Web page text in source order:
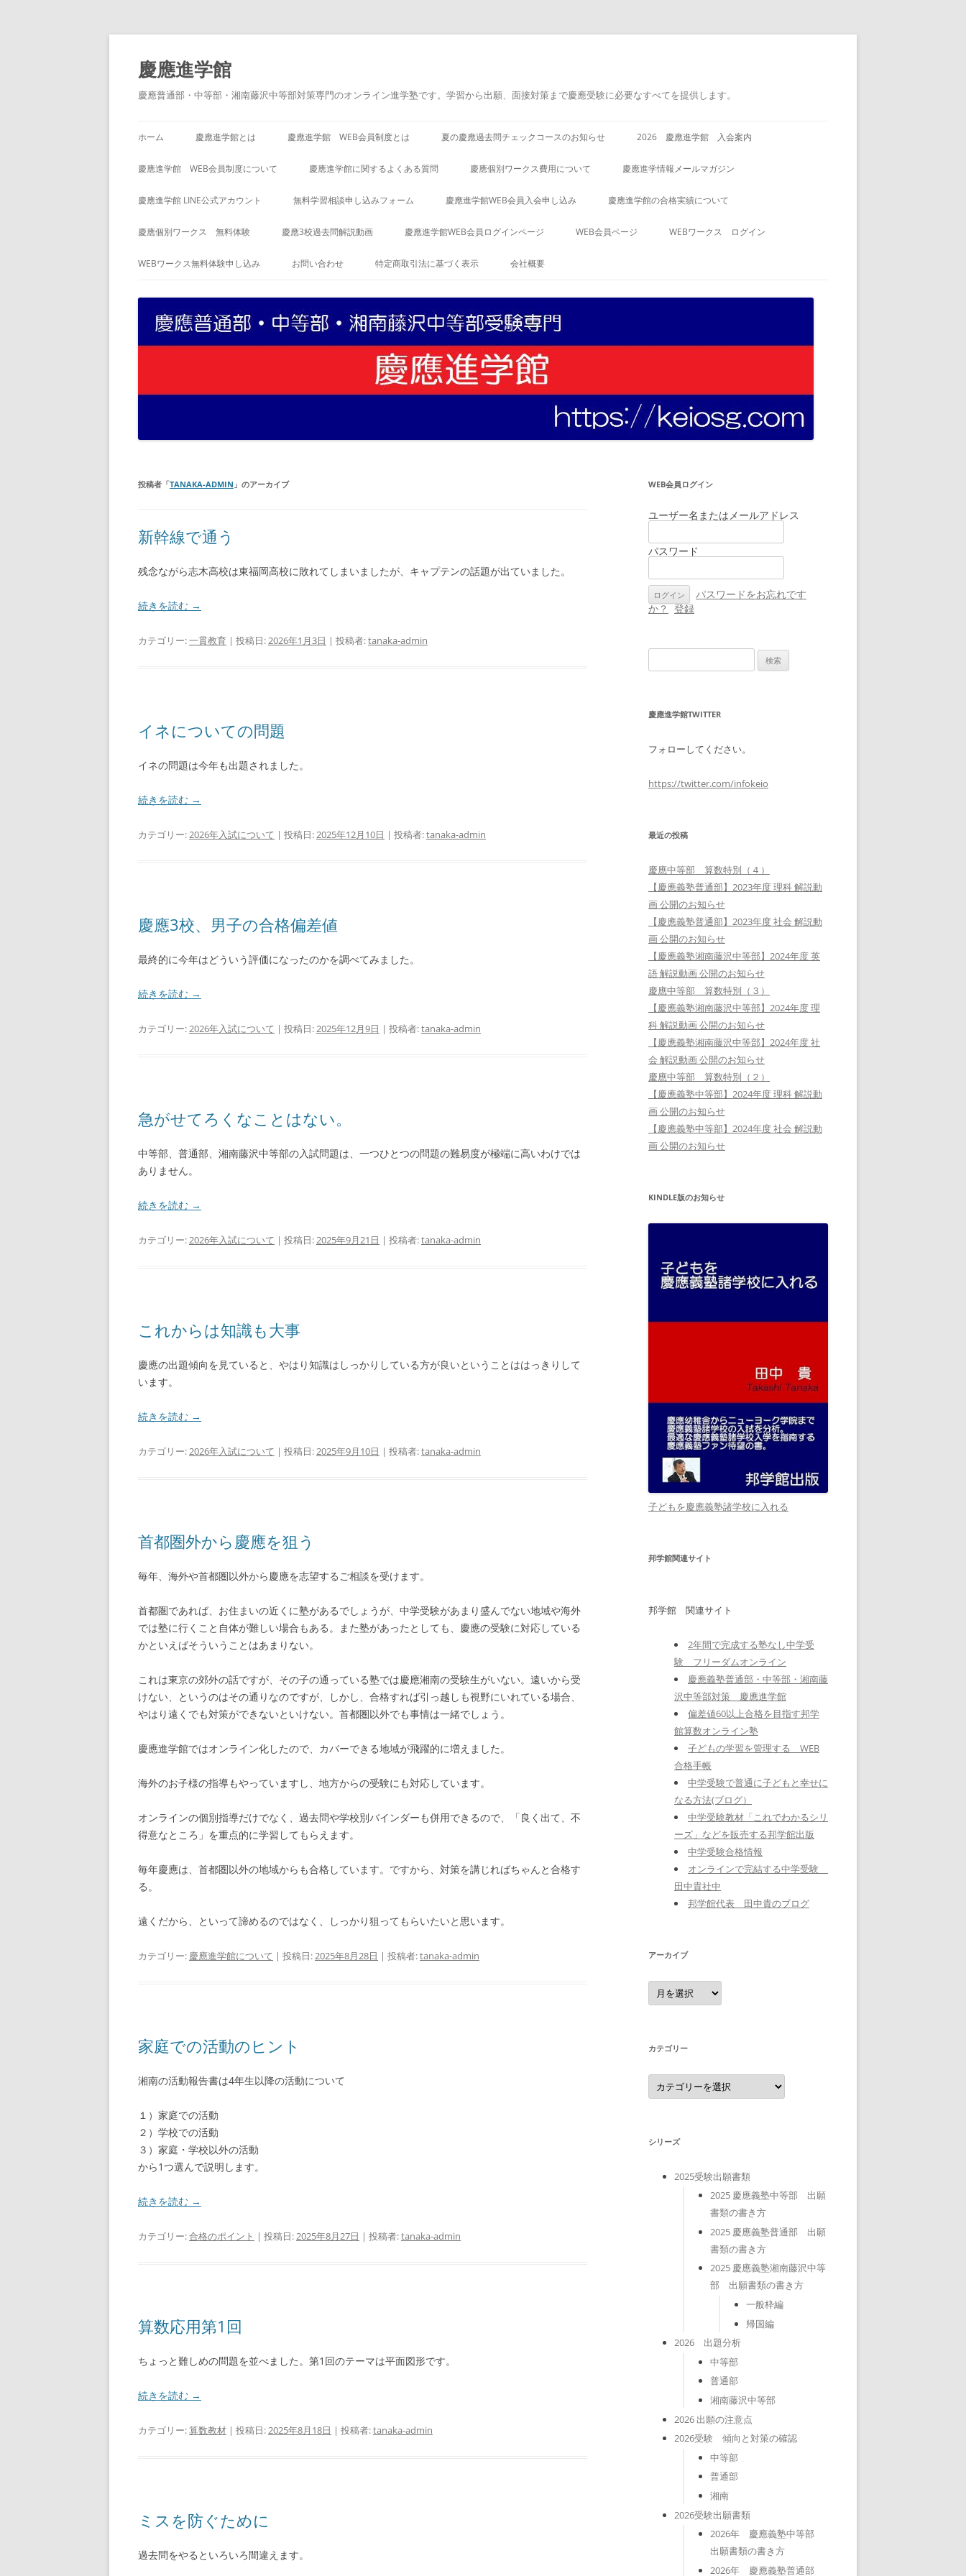
コ
テ
ン
ツ
へ
ス
慶應進学館
慶應普通部・中等部・湘南藤沢中等部対策専門のオンライン進学塾です。学習から出願、面接対策まで慶應受験に必要なすべてを提供します。
ホーム 慶應進学館とは 慶應進学館 WEB会員制度とは 夏の慶應過去問チェックコースのお知らせ 2026 慶應進学館 入会案内
慶應進学館 WEB会員制度について 慶應進学館に関するよくある質問 慶應個別ワークス費用について 慶應進学情報メールマガジン
慶應進学館 LINE公式アカウント 無料学習相談申し込みフォーム 慶應進学館WEB会員入会申し込み 慶應進学館の合格実績について
慶應個別ワークス 無料体験 慶應3校過去問解説動画 慶應進学館WEB会員ログインページ WEB会員ページ WEBワークス ログイン
WEBワークス無料体験申し込み お問い合わせ 特定商取引法に基づく表示 会社概要
投稿者「TANAKA-ADMIN 」のアーカイブ
新幹線で通う
残念ながら志木高校は東福岡高校に敗れてしまいましたが、キャプテンの話題が出ていました。
続きを読む →
カテゴリー:一貫教育 | 投稿日:2026年1月3日 | 投稿者:tanaka-admin
イネについての問題
イネの問題は今年も出題されました。
続きを読む →
カテゴリー:2026年入試について | 投稿日:2025年12月10日 | 投稿者:tanaka-admin
慶應3校、男子の合格偏差値
最終的に今年はどういう評価になったのかを調べてみました。
続きを読む →
カテゴリー:2026年入試について | 投稿日:2025年12月9日 | 投稿者:tanaka-admin
急がせてろくなことはない。
中等部、普通部、湘南藤沢中等部の入試問題は、一つひとつの問題の難易度が極端に高いわけでは
ありません。
続きを読む →
カテゴリー:2026年入試について | 投稿日:2025年9月21日 | 投稿者:tanaka-admin
これからは知識も大事
慶應の出題傾向を見ていると、やはり知識はしっかりしている方が良いということははっきりして
います。
続きを読む →
カテゴリー:2026年入試について | 投稿日:2025年9月10日 | 投稿者:tanaka-admin
首都圏外から慶應を狙う
毎年、海外や首都圏以外から慶應を志望するご相談を受けます。
首都圏であれば、お住まいの近くに塾があるでしょうが、中学受験があまり盛んでない地域や海外
では塾に行くこと自体が難しい場合もある。また塾があったとしても、慶應の受験に対応している
かといえばそういうことはあまりない。
これは東京の郊外の話ですが、その子の通っている塾では慶應湘南の受験生がいない。遠いから受
けない、というのはその通りなのですが、しかし、合格すれば引っ越しも視野にいれている場合、
やはり遠くでも対策ができないといけない。首都圏以外でも事情は一緒でしょう。
慶應進学館ではオンライン化したので、カバーできる地域が飛躍的に増えました。
海外のお子様の指導もやっていますし、地方からの受験にも対応しています。
オンラインの個別指導だけでなく、過去問や学校別バインダーも併用できるので、「良く出て、不
得意なところ」を重点的に学習してもらえます。
毎年慶應は、首都圏以外の地域からも合格しています。ですから、対策を講じればちゃんと合格す
る。
遠くだから、といって諦めるのではなく、しっかり狙ってもらいたいと思います。
カテゴリー: 慶應進学館について | 投稿日:2025年8月28日 | 投稿者:tanaka-admin
家庭での活動のヒント
湘南の活動報告書は4年生以降の活動について
１）家庭での活動
２）学校での活動
３）家庭・学校以外の活動
から1つ選んで説明します。
続きを読む →
カテゴリー:合格のポイント | 投稿日:2025年8月27日 | 投稿者:tanaka-admin
算数応用第1回
ちょっと難しめの問題を並べました。第1回のテーマは平面図形です。
続きを読む →
カテゴリー:算数教材 | 投稿日:2025年8月18日 | 投稿者:tanaka-admin
ミスを防ぐために
過去問をやるといろいろ間違えます。
WEB会員ログイン
ユーザー名またはメールアドレス
パスワード
パスワードをお忘れです
か？ 登録
索:
慶應進学館TWITTER
フォローしてください。
https://twitter.com/infokeio
最近の投稿
慶應中等部 算数特別（４）
【慶應義塾普通部】2023年度 理科 解説動
画 公開のお知らせ
【慶應義塾普通部】2023年度 社会 解説動
画 公開のお知らせ
【慶應義塾湘南藤沢中等部】2024年度 英
語 解説動画 公開のお知らせ
慶應中等部 算数特別（３）
【慶應義塾湘南藤沢中等部】2024年度 理
科 解説動画 公開のお知らせ
【慶應義塾湘南藤沢中等部】2024年度 社
会 解説動画 公開のお知らせ
慶應中等部 算数特別（２）
【慶應義塾中等部】2024年度 理科 解説動
画 公開のお知らせ
【慶應義塾中等部】2024年度 社会 解説動
画 公開のお知らせ
KINDLE版のお知らせ
子どもを慶應義塾諸学校に入れる
邦学館関連サイト
邦学館 関連サイト
2年間で完成する塾なし中学受
験 フリーダムオンライン
慶應義塾普通部・中等部・湘南藤
沢中等部対策 慶應進学館
偏差値60以上合格を目指す邦学
館算数オンライン塾
子どもの学習を管理する WEB
合格手帳
中学受験で普通に子どもと幸せに
なる方法(ブログ）
中学受験教材「これでわかるシリ
ーズ」などを販売する邦学館出版
中学受験合格情報
オンラインで完結する中学受験
田中貴社中
邦学館代表 田中貴のブログ
アーカイブ
ア
ー
カ
カテゴリー
カ
テ
ゴ
シリーズ
2025受験出願書類
2025 慶應義塾中等部 出願
書類の書き方
2025 慶應義塾普通部 出願
書類の書き方
2025 慶應義塾湘南藤沢中等
部 出願書類の書き方
一般枠編
帰国編
2026 出題分析
中等部
普通部
湘南藤沢中等部
2026 出願の注意点
2026受験 傾向と対策の確認
中等部
普通部
湘南
2026受験出願書類
2026年 慶應義塾中等部
出願書類の書き方
2026年 慶應義塾普通部